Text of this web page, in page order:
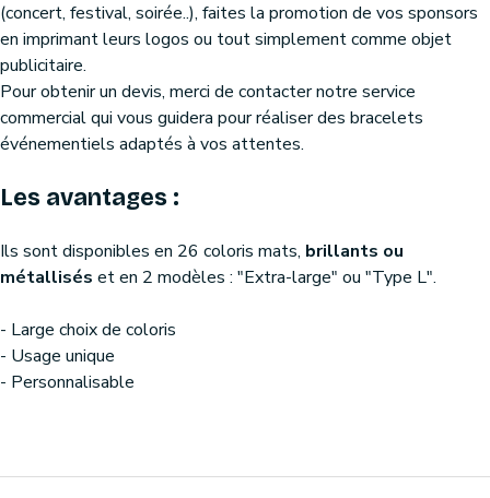
(concert, festival, soirée..), faites la promotion de vos sponsors
en imprimant leurs logos ou tout simplement comme objet
publicitaire.
Pour obtenir un devis, merci de contacter notre service
commercial qui vous guidera pour réaliser des bracelets
événementiels adaptés à vos attentes.
Les avantages :
Ils sont disponibles en 26 coloris mats, brillants ou
métallisés et en 2 modèles : "Extra-large" ou "Type L".
- Large choix de coloris
- Usage unique
- Personnalisable